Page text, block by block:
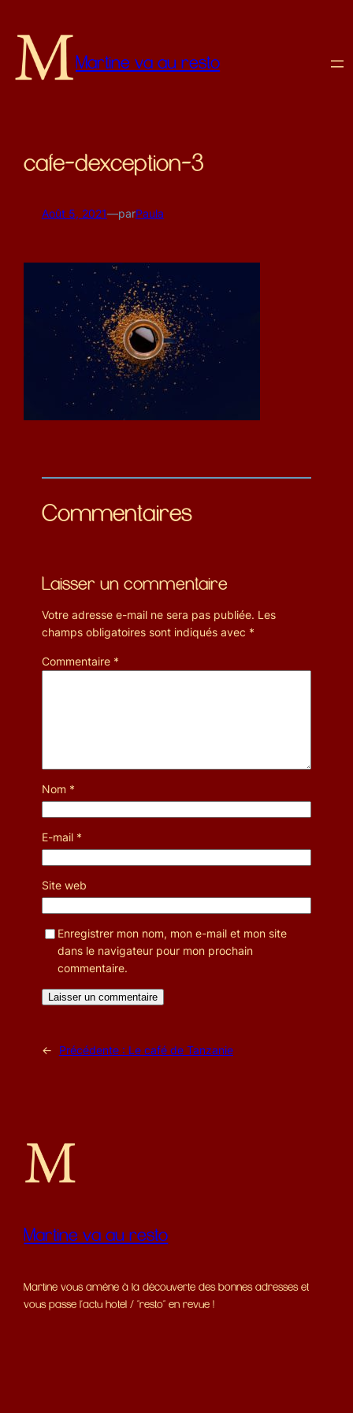
Martine va au resto
cafe-dexception-3
Août 5, 2021—parPaula
Commentaires
Laisser un commentaire
Votre adresse e-mail ne sera pas publiée. Les
champs obligatoires sont indiqués avec *
Commentaire *
Nom *
E-mail *
Site web
Enregistrer mon nom, mon e-mail et mon site
dans le navigateur pour mon prochain
commentaire.
← Précédente : Le café de Tanzanie
Martine va au resto
Martine vous amène à la découverte des bonnes adresses et
vous passe l'actu hotel / "resto" en revue !